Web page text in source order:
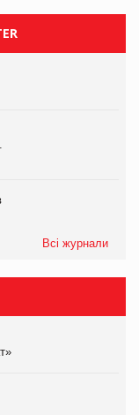
Всі журнали